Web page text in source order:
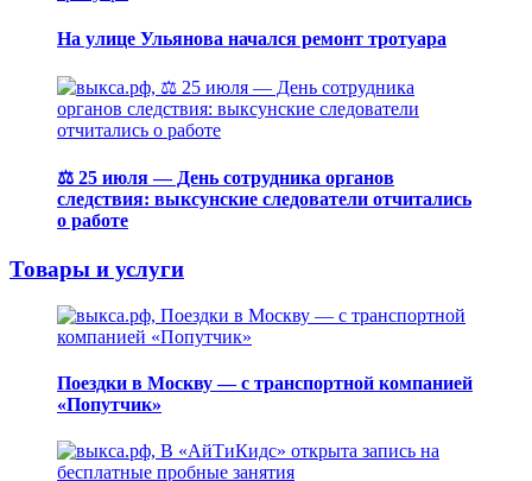
На улице Ульянова начался ремонт тротуара
⚖️ 25 июля — День сотрудника органов
следствия: выксунские следователи отчитались
о работе
Товары и услуги
Поездки в Москву — с транспортной компанией
«Попутчик»